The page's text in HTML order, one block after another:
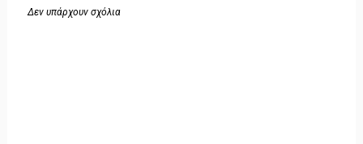
Δεν υπάρχουν σχόλια